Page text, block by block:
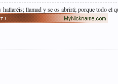
hallaréis; llamad y se os abrirá; porque todo el